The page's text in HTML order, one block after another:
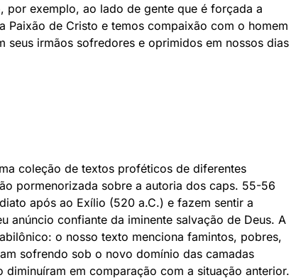
por exemplo, ao lado de gente que é forçada a
Paixão de Cristo e temos compaixão com o homem
seus irmãos sofredores e oprimidos em nossos dias
coleção de textos proféticos de diferentes
pormenorizada sobre a autoria dos caps. 55-56
após ao Exílio (520 a.C.) e fazem sentir a
anúncio confiante da iminente salvação de Deus. A
o nosso texto menciona famintos, pobres,
sofrendo sob o novo domínio das camadas
em comparação com a situação anterior.